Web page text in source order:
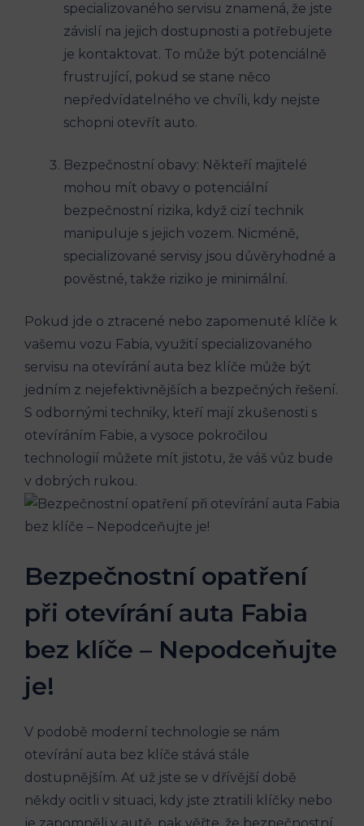
specializovaného servisu znamená,⁢ že jste ​
závislí na jejich dostupnosti a potřebujete
je kontaktovat. To může​ být potenciálně
frustrující, pokud se stane něco
nepředvídatelného ve chvíli, kdy nejste
schopni otevřít auto.
Bezpečnostní obavy: Někteří majitelé
mohou mít‌ obavy o potenciální
bezpečnostní rizika,‍ když cizí technik
⁣manipuluje‌ s jejich ‌vozem. Nicméně,
specializované servisy jsou důvěryhodné a
pověstné, takže riziko je minimální.
Pokud jde o ztracené nebo zapomenuté klíče k
vašemu vozu Fabia, využití specializovaného⁤
servisu‌ na otevírání auta bez klíče může být⁤
jedním z nejefektivnějších a bezpečných řešení.
S ⁢odbornými techniky, kteří mají zkušenosti s⁣
otevíráním Fabie, a vysoce pokročilou
technologií můžete mít jistotu, že váš vůz bude
v dobrých ⁢rukou.
Bezpečnostní opatření
při otevírání auta Fabia
bez klíče ‌– Nepodceňujte
je!
V podobě moderní technologie se‍ nám
otevírání auta​ bez klíče stává stále
dostupnějším. Ať ⁤už jste se v dřívější době
někdy​ ocitli v situaci, kdy jste ztratili klíčky nebo